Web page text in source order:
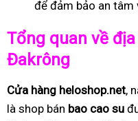
để đảm bảo an tâm
Tổng quan về
Đakrông
Cửa hàng heloshop.net,
là shop bán bao cao su